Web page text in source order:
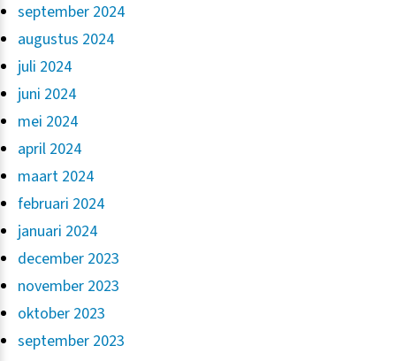
september 2024
augustus 2024
juli 2024
juni 2024
mei 2024
april 2024
maart 2024
februari 2024
januari 2024
december 2023
november 2023
oktober 2023
september 2023